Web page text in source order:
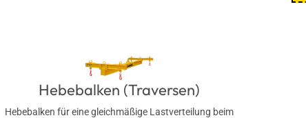
Hebebalken (Traversen)
Hebebalken für eine gleichmäßige Lastverteilung beim